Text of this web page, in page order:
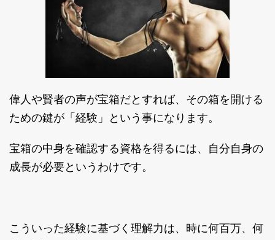
偉人や賢者の声が宝箱だとすれば、その箱を開ける
ための鍵が「経験」という事になります。
宝箱の中身を確認する資格を得るには、自分自身の
成長が必要というわけです。
こういった経験に基づく理解力は、時に何百万、何